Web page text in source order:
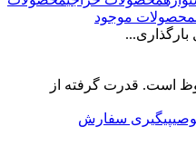
محصولات موجود
پیگیری سفارش